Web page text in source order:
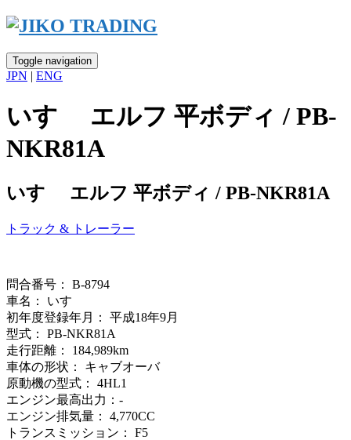
Skip
content
Toggle navigation
JPN | ENG
いすゞ エルフ 平ボディ / PB-
NKR81A
いすゞ エルフ 平ボディ / PB-NKR81A
トラック & トレーラー
問合番号： B-8794
車名： いすゞ
初年度登録年月： 平成18年9月
型式： PB-NKR81A
走行距離： 184,989km
車体の形状： キャブオーバ
原動機の型式： 4HL1
エンジン最高出力：-
エンジン排気量： 4,770CC
トランスミッション： F5